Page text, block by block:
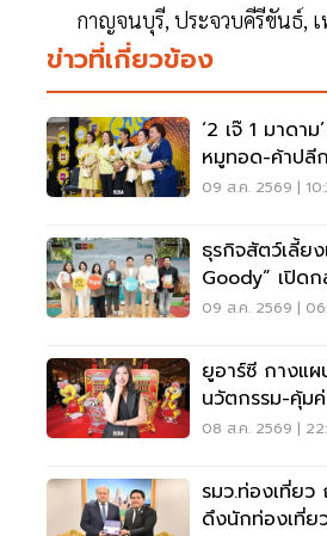
กาญจนบุรี, ประจวบคีรีขันธ์,
ข่าวที่เกี่ยวข้อง
‘2 เจ๊ 1 มาดา
หมูทอด-ค้าปลี
09 ส.ค. 2569 |
ธุรกิจสัตว์เลี้ย
Goody” เปิด
09 ส.ค. 2569 |
ยูอาร์ซี กางแ
นวัตกรรม-คุ้ม
08 ส.ค. 2569 |
รมว.ท่องเที่ยว
ดึงนักท่องเที่ย